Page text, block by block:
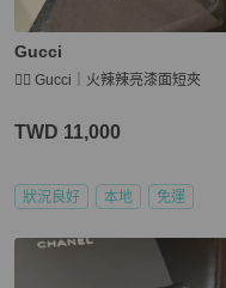
Gucci
❤️‍🔥 Gucci｜火辣辣亮漆面短夾
TWD 11,000
狀況良好 本地 免運